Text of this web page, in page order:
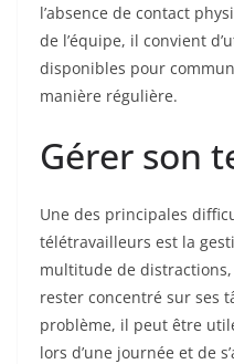
l’absence de contact
de l’équipe, il convient
disponibles pour
manière régulière.
Gérer son
Une des principales
télétravailleurs est la
multitude de
rester concentré sur ses
problème, il peut être
lors d’une journée et de